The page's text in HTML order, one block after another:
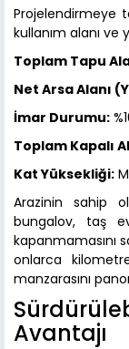
Projelendirmeye
kullanım alanı ve
Toplam Tapu
Net Arsa Alanı
İmar Durumu:
Toplam Kapalı
Kat Yüksekliği:
Arazinin sahip
bungalov, taş
kapanmamasını
onlarca
manzarasını
Avantajı